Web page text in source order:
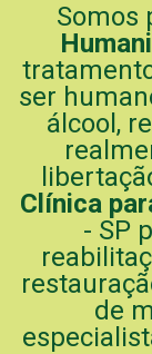
Somos
ser
álcool,
Clínica
- SP
de